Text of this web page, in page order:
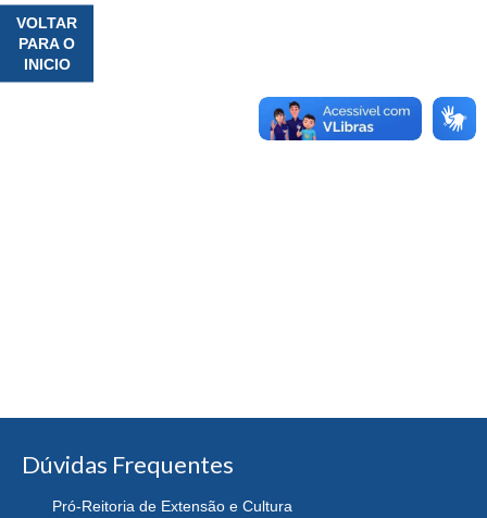
VOLTAR
PARA O
INICIO
Dúvidas Frequentes
Pró-Reitoria de Extensão e Cultura